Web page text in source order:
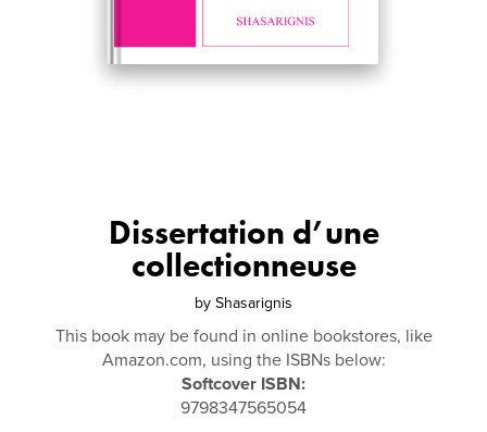
Dissertation d’une
collectionneuse
by Shasarignis
This book may be found in online bookstores, like
Amazon.com, using the ISBNs below:
Softcover ISBN:
9798347565054